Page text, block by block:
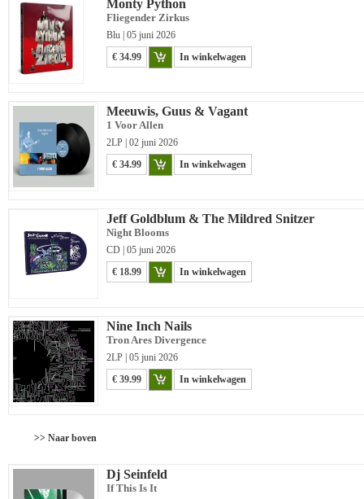
Monty Python
Fliegender Zirkus
Blu | 05 juni 2026
€ 34.99
In winkelwagen
Meeuwis, Guus & Vagant
1 Voor Allen
2LP | 02 juni 2026
€ 34.99
In winkelwagen
Jeff Goldblum & The Mildred Snitzer
Night Blooms
CD | 05 juni 2026
€ 18.99
In winkelwagen
Nine Inch Nails
Tron Ares Divergence
2LP | 05 juni 2026
€ 39.99
In winkelwagen
>> Naar boven
Dj Seinfeld
If This Is It